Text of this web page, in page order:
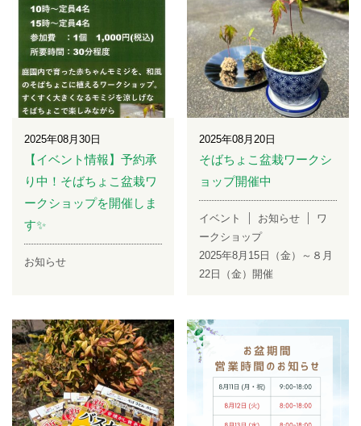
2025年08月30日
【イベント情報】予約承
り中！そばちょこ盆栽ワ
ークショップを開催しま
す✨
お知らせ
2025年08月20日
そばちょこ盆栽ワークシ
ョップ開催中
イベント お知らせ
ワ
ークショップ
2025年8月15日（金）～８月
22日（金）開催